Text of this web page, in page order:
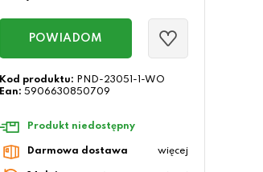
POWIADOM
Kod produktu: PND-23051-1-WO
Ean: 5906630850709
Produkt niedostępny
Darmowa dostawa więcej